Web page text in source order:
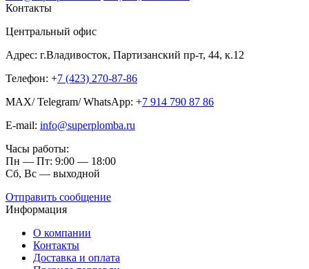
Контакты
Центральный офис
Адрес: г.Владивосток, Партизанский пр-т, 44, к.12
Телефон: +7 (423) 270-87-86
MAX/ Telegram/ WhatsApp: +7 914 790 87 86
E-mail: info@superplomba.ru
Часы работы:
Пн — Пт: 9:00 — 18:00
Сб, Вc — выходной
Отправить сообщение
Информация
О компании
Контакты
Доставка и оплата